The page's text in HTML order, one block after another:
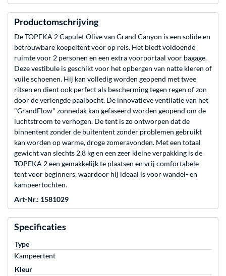
Productomschrijving
De TOPEKA 2 Capulet Olive van Grand Canyon is een solide en
betrouwbare koepeltent voor op reis. Het biedt voldoende
ruimte voor 2 personen en een extra voorportaal voor bagage.
Deze vestibule is geschikt voor het opbergen van natte kleren of
vuile schoenen. Hij kan volledig worden geopend met twee
ritsen en dient ook perfect als bescherming tegen regen of zon
door de verlengde paalbocht. De innovatieve ventilatie van het
"GrandFlow" zonnedak kan gefaseerd worden geopend om de
luchtstroom te verhogen. De tent is zo ontworpen dat de
binnentent zonder de buitentent zonder problemen gebruikt
kan worden op warme, droge zomeravonden. Met een totaal
gewicht van slechts 2,8 kg en een zeer kleine verpakking is de
TOPEKA 2 een gemakkelijk te plaatsen en vrij comfortabele
tent voor beginners, waardoor hij ideaal is voor wandel- en
kampeertochten.
Art-Nr.: 1581029
Specificaties
Type
Kampeertent
Kleur